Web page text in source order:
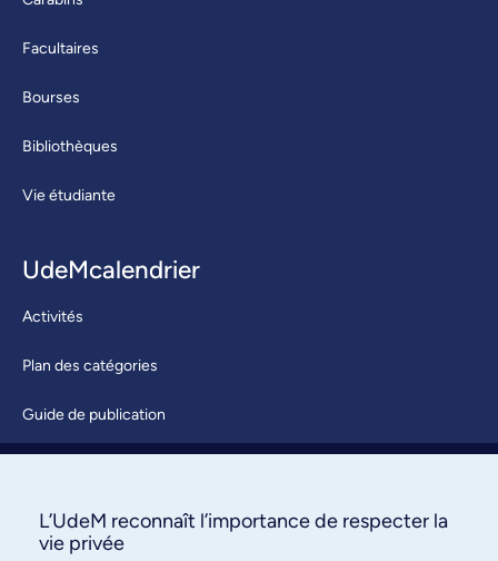
Facultaires
Bourses
Bibliothèques
Vie étudiante
UdeMcalendrier
Activités
Plan des catégories
Guide de publication
À propos / Nous joindre
L’UdeM reconnaît l’importance de respecter la
vie privée